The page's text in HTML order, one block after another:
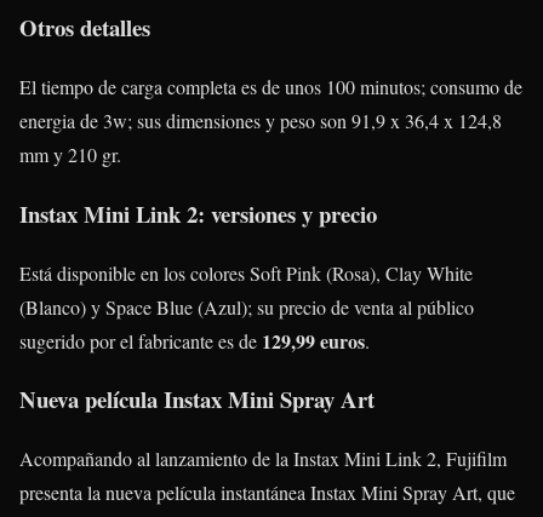
Otros detalles
El tiempo de carga completa es de unos 100 minutos; consumo de
energia de 3w; sus dimensiones y peso son 91,9 x 36,4 x 124,8
mm y 210 gr.
Instax Mini Link 2: versiones y precio
Está disponible en los colores Soft Pink (Rosa), Clay White
(Blanco) y Space Blue (Azul); su precio de venta al público
sugerido por el fabricante es de 129,99 euros.
Nueva película Instax Mini Spray Art
Acompañando al lanzamiento de la Instax Mini Link 2, Fujifilm
presenta la nueva película instantánea Instax Mini Spray Art, que